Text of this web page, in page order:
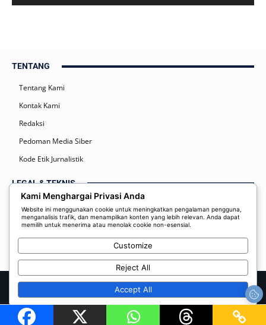
TENTANG
Tentang Kami
Kontak Kami
Redaksi
Pedoman Media Siber
Kode Etik Jurnalistik
LEGAL & TEKNIS
Kebijakan Privasi
Syarat dan Ketentuan
Disclaimer
© 2026 Radar Manado Online | PT. Daring Indo Media | Host by Resk
Kebijakan Privasi Redaksi
Kami Menghargai Privasi Anda
Website ini menggunakan cookie untuk meningkatkan pengalaman pengguna,
menganalisis trafik, dan menampilkan konten yang lebih relevan. Anda dapat
memilih untuk menerima atau menolak cookie non-esensial.
Customize
Reject All
Accept All